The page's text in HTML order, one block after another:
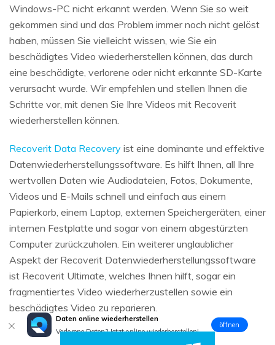
Windows-PC nicht erkannt werden. Wenn Sie so weit
gekommen sind und das Problem immer noch nicht gelöst
haben, müssen Sie vielleicht wissen, wie Sie ein
beschädigtes Video wiederherstellen können, das durch
eine beschädigte, verlorene oder nicht erkannte SD-Karte
verursacht wurde. Wir empfehlen und stellen Ihnen die
Schritte vor, mit denen Sie Ihre Videos mit Recoverit
wiederherstellen können.
Recoverit Data Recovery ist eine dominante und effektive
Datenwiederherstellungssoftware. Es hilft Ihnen, all Ihre
wertvollen Daten wie Audiodateien, Fotos, Dokumente,
Videos und E-Mails schnell und einfach aus einem
Papierkorb, einem Laptop, externen Speichergeräten, einer
internen Festplatte und sogar von einem abgestürzten
Computer zurückzuholen. Ein weiterer unglaublicher
Aspekt der Recoverit Datenwiederherstellungssoftware
ist Recoverit Ultimate, welches Ihnen hilft, sogar ein
fragmentiertes Video wiederherzustellen sowie ein
beschädigtes Video zu reparieren.
Daten online wiederherstellen
Verlorene Daten? Jetzt online wiederherstellen!
öffnen